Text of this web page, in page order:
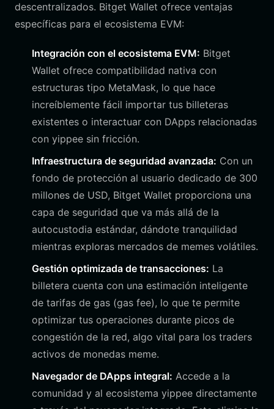
descentralizados. Bitget Wallet ofrece ventajas
específicas para el ecosistema EVM:
Integración con el ecosistema EVM: Bitget
Wallet ofrece compatibilidad nativa con
estructuras tipo MetaMask, lo que hace
increíblemente fácil importar tus billeteras
existentes o interactuar con DApps relacionadas
con yippee sin fricción.
Infraestructura de seguridad avanzada: Con un
fondo de protección al usuario dedicado de 300
millones de USD, Bitget Wallet proporciona una
capa de seguridad que va más allá de la
autocustodia estándar, dándote tranquilidad
mientras exploras mercados de memes volátiles.
Gestión optimizada de transacciones: La
billetera cuenta con una estimación inteligente
de tarifas de gas (gas fee), lo que te permite
optimizar tus operaciones durante picos de
congestión de la red, algo vital para los traders
activos de monedas meme.
Navegador de DApps integral: Accede a la
comunidad y al ecosistema yippee directamente